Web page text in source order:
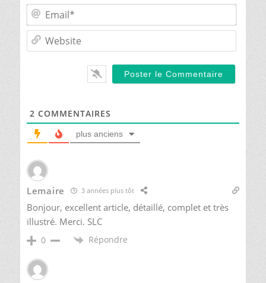
Email*
2 COMMENTAIRES
plus anciens
Lemaire 3 années plus tôt
Bonjour, excellent article, détaillé, complet et très
illustré. Merci. SLC
0 Répondre